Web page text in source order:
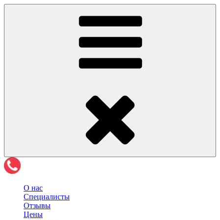
О нас
Специалисты
Отзывы
Цены